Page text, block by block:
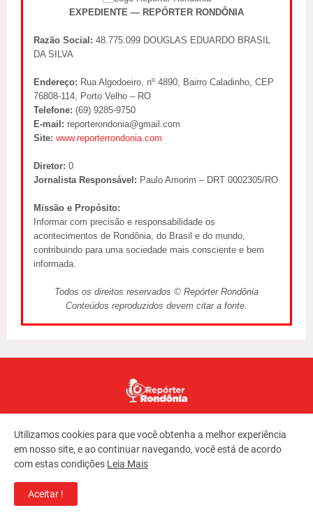
EXPEDIENTE — REPÓRTER RONDÔNIA
Razão Social: 48.775.099 DOUGLAS EDUARDO BRASIL
DA SILVA
Endereço: Rua Algodoeiro, nº 4890, Bairro Caladinho, CEP
76808-114, Porto Velho – RO
Telefone: (69) 9285-9750
E-mail: reporterondonia@gmail.com
Site: www.reporterrondonia.com
Diretor: 0
Jornalista Responsável: Paulo Amorim – DRT 0002305/RO
Missão e Propósito:
Informar com precisão e responsabilidade os
acontecimentos de Rondônia, do Brasil e do mundo,
contribuindo para uma sociedade mais consciente e bem
informada.
Todos os direitos reservados © Repórter Rondônia
Conteúdos reproduzidos devem citar a fonte.
Utilizamos cookies para que você obtenha a melhor experiência
em nosso site, e ao continuar navegando, você está de acordo
com estas condições Leia Mais
Aceitar !